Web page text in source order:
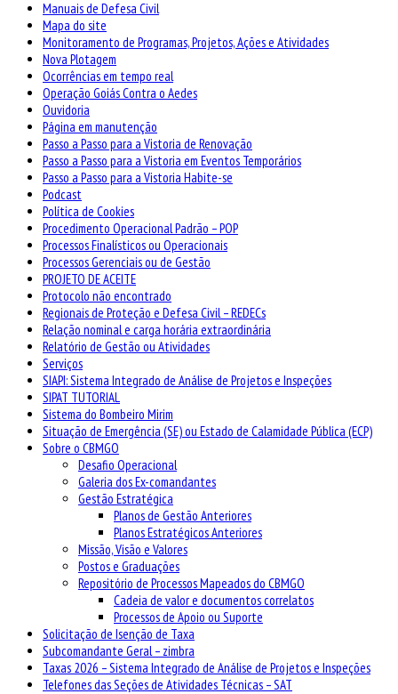
Manuais de Defesa Civil
Mapa do site
Monitoramento de Programas, Projetos, Ações e Atividades
Nova Plotagem
Ocorrências em tempo real
Operação Goiás Contra o Aedes
Ouvidoria
Página em manutenção
Passo a Passo para a Vistoria de Renovação
Passo a Passo para a Vistoria em Eventos Temporários
Passo a Passo para a Vistoria Habite-se
Podcast
Política de Cookies
Procedimento Operacional Padrão – POP
Processos Finalísticos ou Operacionais
Processos Gerenciais ou de Gestão
PROJETO DE ACEITE
Protocolo não encontrado
Regionais de Proteção e Defesa Civil – REDECs
Relação nominal e carga horária extraordinária
Relatório de Gestão ou Atividades
Serviços
SIAPI: Sistema Integrado de Análise de Projetos e Inspeções
SIPAT TUTORIAL
Sistema do Bombeiro Mirim
Situação de Emergência (SE) ou Estado de Calamidade Pública (ECP)
Sobre o CBMGO
Desafio Operacional
Galeria dos Ex-comandantes
Gestão Estratégica
Planos de Gestão Anteriores
Planos Estratégicos Anteriores
Missão, Visão e Valores
Postos e Graduações
Repositório de Processos Mapeados do CBMGO
Cadeia de valor e documentos correlatos
Processos de Apoio ou Suporte
Solicitação de Isenção de Taxa
Subcomandante Geral – zimbra
Taxas 2026 – Sistema Integrado de Análise de Projetos e Inspeções
Telefones das Seções de Atividades Técnicas – SAT